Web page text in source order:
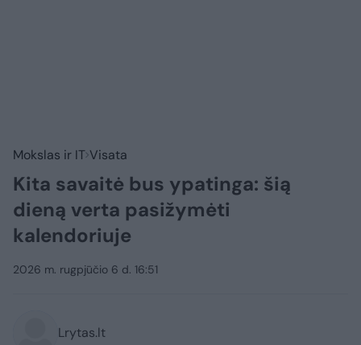
Mokslas ir IT Visata
Kita savaitė bus ypatinga: šią
dieną verta pasižymėti
kalendoriuje
2026 m. rugpjūčio 6 d. 16:51
Lrytas.lt